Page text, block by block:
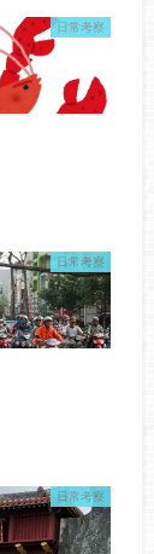
日常考察
日常考察
日常考察